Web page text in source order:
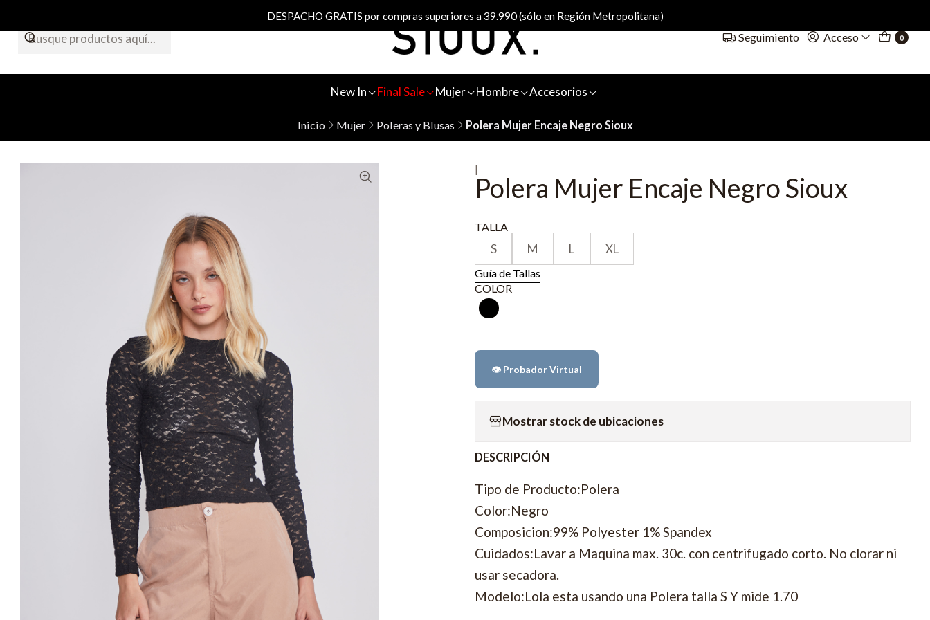
Seguimiento Acceso 0
New In Final Sale Mujer Hombre Accesorios
DESPACHO GRATIS por compras superiores a 39.990 (sólo en Región Metropolitana)
Inicio Mujer Poleras y Blusas Polera Mujer Encaje Negro Sioux
|
Polera Mujer Encaje Negro Sioux
TALLA
S M L XL
Guía de Tallas
COLOR
👁️ Probador Virtual
Mostrar stock de ubicaciones
DESCRIPCIÓN
Tipo de Producto:Polera
Color:Negro
Composicion:99% Polyester 1% Spandex
Cuidados:Lavar a Maquina max. 30c. con centrifugado corto. No clorar ni
usar secadora.
Modelo:Lola esta usando una Polera talla S Y mide 1.70